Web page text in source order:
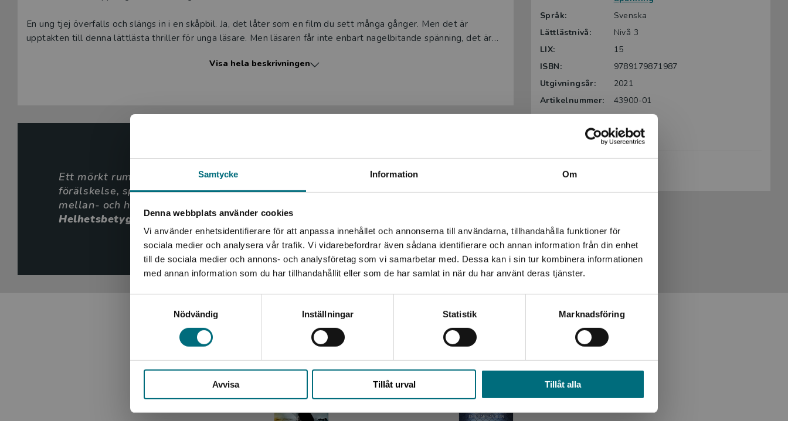
Samtycke Information Om
Denna webbplats använder cookies
Vi använder enhetsidentifierare för att anpassa innehållet och annonserna till användarna, tillhandahålla funktioner för
sociala medier och analysera vår trafik. Vi vidarebefordrar även sådana identifierare och annan information från din enhet
till de sociala medier och annons- och analysföretag som vi samarbetar med. Dessa kan i sin tur kombinera informationen
med annan information som du har tillhandahållit eller som de har samlat in när du har använt deras tjänster.
Nödvändig
Inställningar Statistik Marknadsföring
Avvisa Tillåt urval Tillåt alla
Begränsad fraktregion
Det verkar som att du besöker nyponochviljaforlag.se via
en enhet utanför Sverige. Vi erbjuder inte leveranser
utanför Sverige. För att kunna slutföra ett köp måste
leveransadressen vara i Sverige.
En ung tjej överfalls och slängs in i en skåpbil. Ja, det låter som en film du sett många gånger. Men det är
upptakten till denna lättlästa thriller för unga läsare. Men läsaren får inte enbart nagelbitande spänning, det är
Jali Madi Susso debuterade 2019. Han är född i Stockholm, men känner sig lika hemma i Gambia.
Visa hela beskrivningen
Ett mörkt rum [...] är ytterst välskriven och föredömligt lättläst. Ingredienserna
förälskelse, spänning och kidnapparjakt borde kunna locka ovilliga läsare i
mellan- och högstadieåldrarna.
Helhetsbetyg 3 av 5
Elisabeth Frank
BTJ-häfte nr 17/2021
Språk:
Svenska
Lättlästnivå:
Nivå 3
LIX:
15
ISBN:
9789179871987
Utgivningsår:
2021
Artikelnummer:
43900-01
Upplaga:
Första
108
Relaterat
del 2 av 0